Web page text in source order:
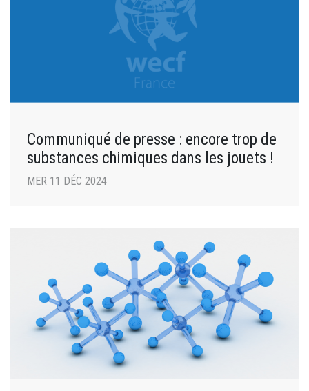
Communiqué de presse : encore trop de
substances chimiques dans les jouets !
MER 11 DÉC 2024